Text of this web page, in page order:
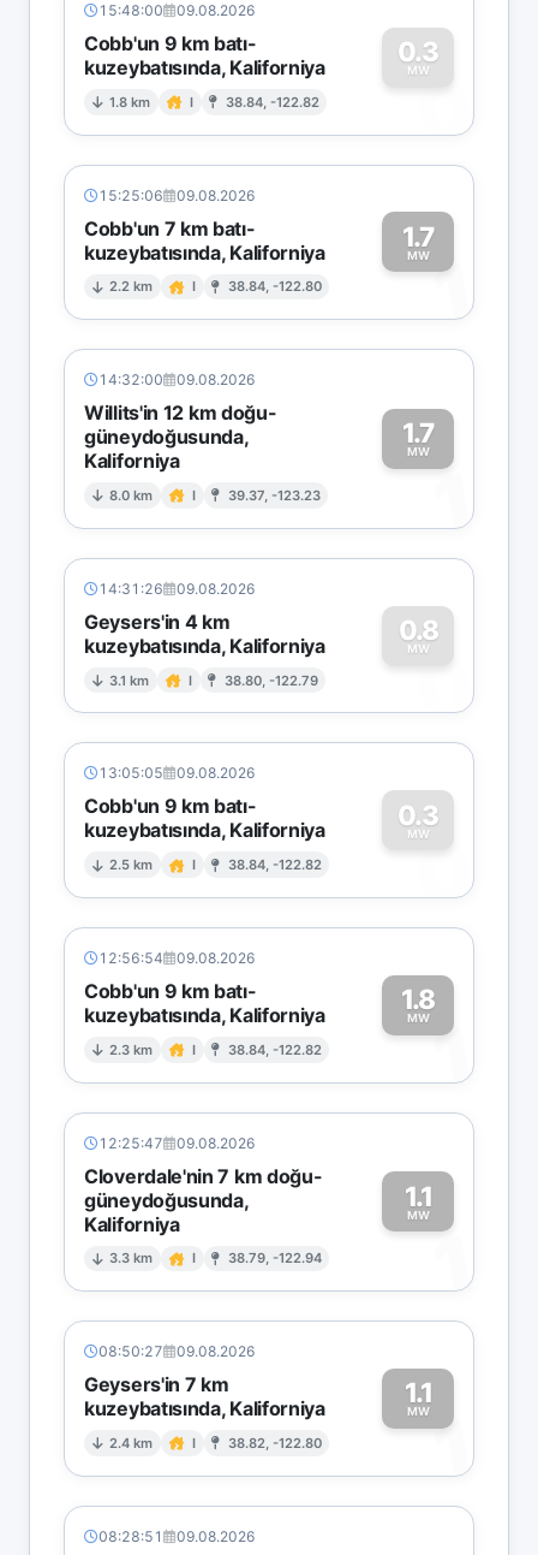
15:48:00 09.08.2026
Cobb'un 9 km batı-
kuzeybatısında, Kaliforniya
1.8 km I 38.84, -122.82
0.3
MW
0
15:25:06 09.08.2026
Cobb'un 7 km batı-
kuzeybatısında, Kaliforniya
2.2 km I 38.84, -122.80
1.7
MW1
14:32:00 09.08.2026
Willits'in 12 km doğu-
güneydoğusunda,
Kaliforniya
8.0 km I 39.37, -123.23
1.7
MW
1
14:31:26 09.08.2026
Geysers'in 4 km
kuzeybatısında, Kaliforniya
3.1 km I 38.80, -122.79
0.8
MW
0
13:05:05 09.08.2026
Cobb'un 9 km batı-
kuzeybatısında, Kaliforniya
2.5 km I 38.84, -122.82
0.3
MW
0
12:56:54 09.08.2026
Cobb'un 9 km batı-
kuzeybatısında, Kaliforniya
2.3 km I 38.84, -122.82
1.8
MW1
12:25:47 09.08.2026
Cloverdale'nin 7 km doğu-
güneydoğusunda,
Kaliforniya
3.3 km I 38.79, -122.94
1.1
MW
1
08:50:27 09.08.2026
Geysers'in 7 km
kuzeybatısında, Kaliforniya
2.4 km I 38.82, -122.80
1.1
MW1
08:28:51 09.08.2026